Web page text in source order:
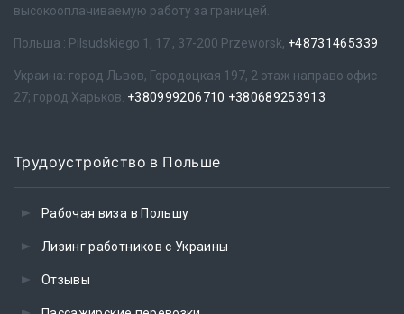
высокооплачиваемую работу за границей.
Польша : Pilsudskiego 1, 17 , 37-200 Przeworsk, +48731465339
Украина: город Львов, Городоцкая 197, 2 этаж направо офис
27; город Харьков. +380999206710 +380689253913
Трудоустройство в Польше
Рабочая виза в Польшу
Лизинг работников с Украины
Отзывы